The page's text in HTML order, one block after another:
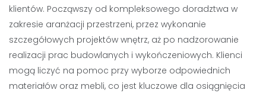
klientów. Począwszy od kompleksowego doradztwa w
zakresie aranżacji przestrzeni, przez wykonanie
szczegółowych projektów wnętrz, aż po nadzorowanie
realizacji prac budowlanych i wykończeniowych. Klienci
mogą liczyć na pomoc przy wyborze odpowiednich
materiałów oraz mebli, co jest kluczowe dla osiągnięcia